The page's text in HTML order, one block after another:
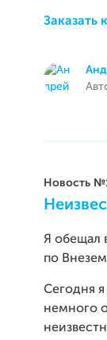
Заказать
Новость
Я обещал
по
Сегодня
немного